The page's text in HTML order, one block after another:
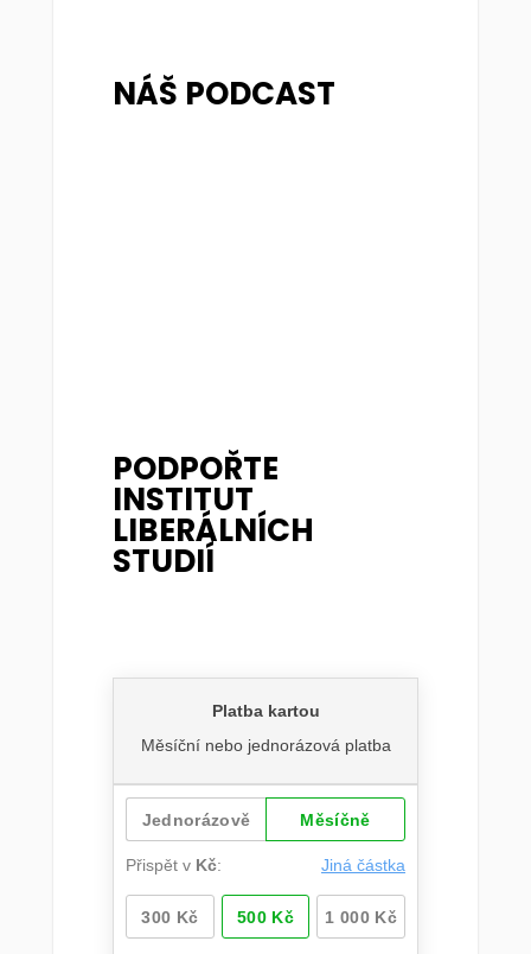
NÁŠ PODCAST
PODPOŘTE
INSTITUT
LIBERÁLNÍCH
STUDIÍ